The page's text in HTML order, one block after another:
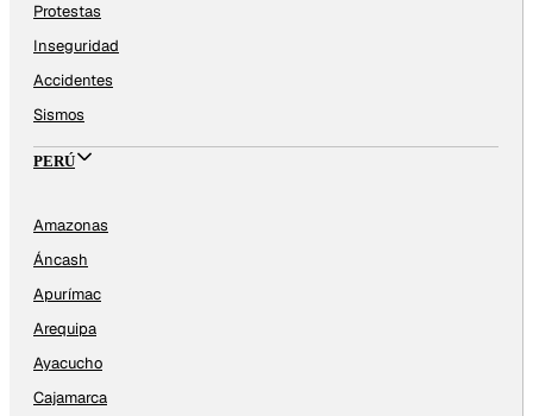
Protestas
Inseguridad
Accidentes
Sismos
PERÚ
Amazonas
Áncash
Apurímac
Arequipa
Ayacucho
Cajamarca